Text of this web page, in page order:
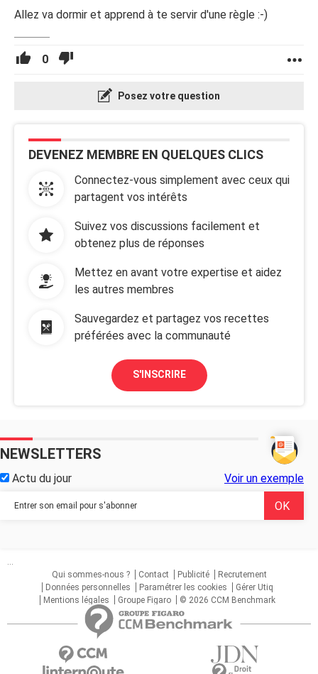
Allez va dormir et apprend à te servir d'une règle :-)
0
Posez votre question
DEVENEZ MEMBRE EN QUELQUES CLICS
Connectez-vous simplement avec ceux qui
partagent vos intérêts
Suivez vos discussions facilement et
obtenez plus de réponses
Mettez en avant votre expertise et aidez
les autres membres
Sauvegardez et partagez vos recettes
préférées avec la communauté
S'INSCRIRE
NEWSLETTERS
Actu du jour Voir un exemple
...
Qui sommes-nous ?
Contact Publicité
Recrutement
Données personnelles
Paramétrer les cookies
Gérer Utiq
Mentions légales
Groupe Figaro © 2026 CCM Benchmark